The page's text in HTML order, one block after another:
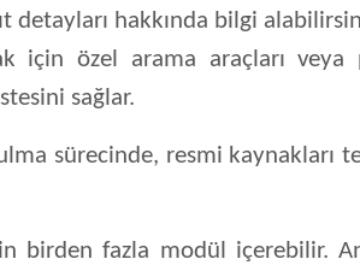
detayları hakkında bilgi
için özel arama araçları veya
sağlar.
sürecinde, resmi kaynakları
birden fazla modül içerebilir.